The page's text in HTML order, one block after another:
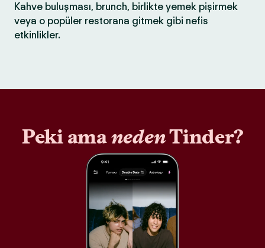
Kahve buluşması, brunch, birlikte yemek pişirmek
veya o popüler restorana gitmek gibi nefis
etkinlikler.
Peki amanedenTinder?